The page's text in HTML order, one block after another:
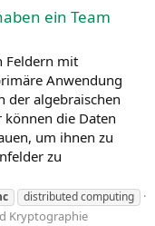
ein Team
Feldern mit
Anwendung
der algebraischen
die Daten
um ihnen zu
zu
distributed computing
Kryptographie